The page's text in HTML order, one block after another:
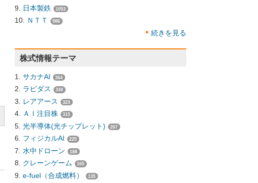
日本製鉄 1053
ＮＴＴ 986
続きを見る
株式情報テーマ
サカナAI 364
ラピダス 330
レアアース 323
ＡＩ注目株 315
光半導体(光チップレット) 267
フィジカルAI 225
水中ドローン 188
クレーンゲーム 165
e-fuel（合成燃料） 135